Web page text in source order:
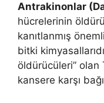
Antrakinonlar
hücrelerinin
kanıtlanmış
bitki
öldürücüleri”
kansere karşı